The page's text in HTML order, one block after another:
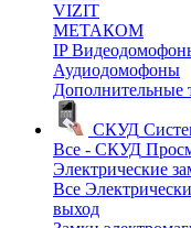
VIZIT
МЕТАКОМ
IP
Аудиодомофоны
Дополнительные
СКУД
Все - СКУД
Электрические
Все
выход